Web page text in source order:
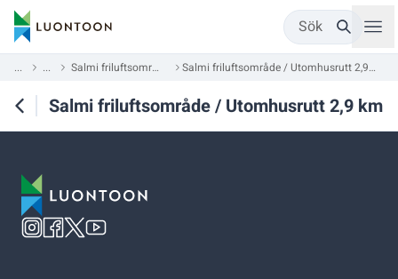
Sök
... ... Salmi friluftsområde Salmi friluftsområde / Utomhusrutt 2,9 km
Salmi friluftsområde / Utomhusrutt 2,9 km